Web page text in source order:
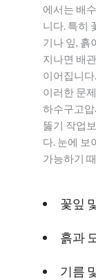
에서는 배
니다. 특히
기나 잎, 흙
지나면 배
이어집니다.
이러한 문
하수구고
뚫기 작업
다. 눈에 보
가능하기
꽃잎
흙과
기름